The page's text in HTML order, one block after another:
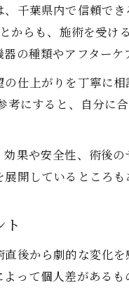
千葉県内で信頼で
からも、施術を受
の種類やアフターケ
仕上がりを丁寧に
にすると、自分に
果や安全性、術後
開しているところ
ト
後から劇的な変化
って個人差がある